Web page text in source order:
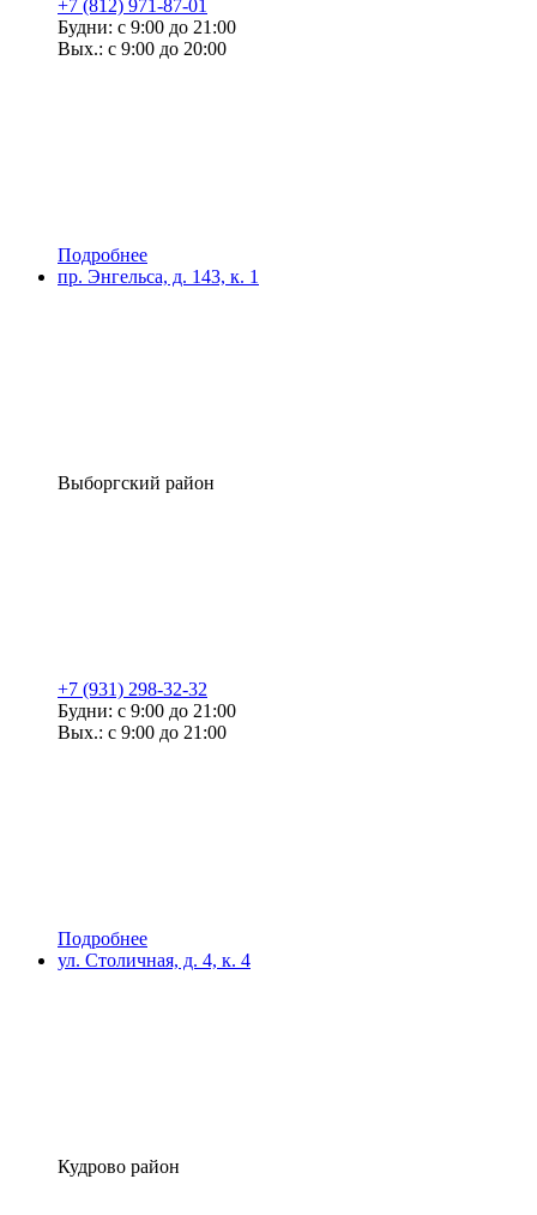
+7 (812) 971-87-01
Будни: с 9:00 до 21:00
Вых.: с 9:00 до 20:00
Подробнее
пр. Энгельса, д. 143, к. 1
Выборгский район
+7 (931) 298-32-32
Будни: с 9:00 до 21:00
Вых.: с 9:00 до 21:00
Подробнее
ул. Столичная, д. 4, к. 4
Кудрово район